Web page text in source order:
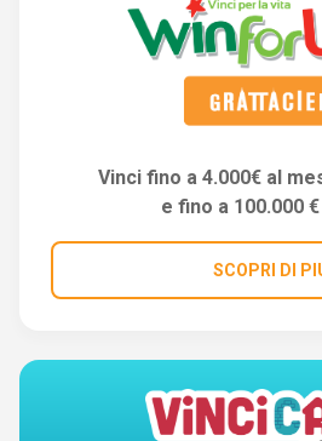
Vinci fino a 4.000€ al
e fino a 100.000
SCOPRI DI